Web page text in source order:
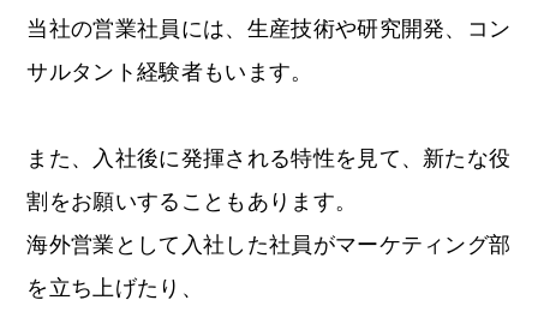
当社の営業社員には、生産技術や研究開発、コン
サルタント経験者もいます。
また、入社後に発揮される特性を見て、新たな役
割をお願いすることもあります。
海外営業として入社した社員がマーケティング部
を立ち上げたり、